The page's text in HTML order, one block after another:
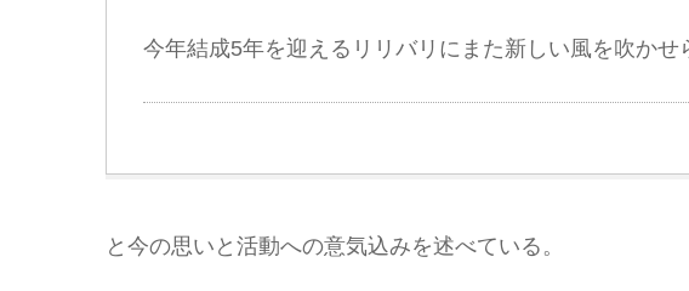
今年結成5年を迎えるリリバリにまた新しい風を吹かせ
と今の思いと活動への意気込みを述べている。